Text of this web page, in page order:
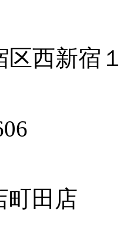
区西新宿
町田店